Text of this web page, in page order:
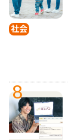
社会
8